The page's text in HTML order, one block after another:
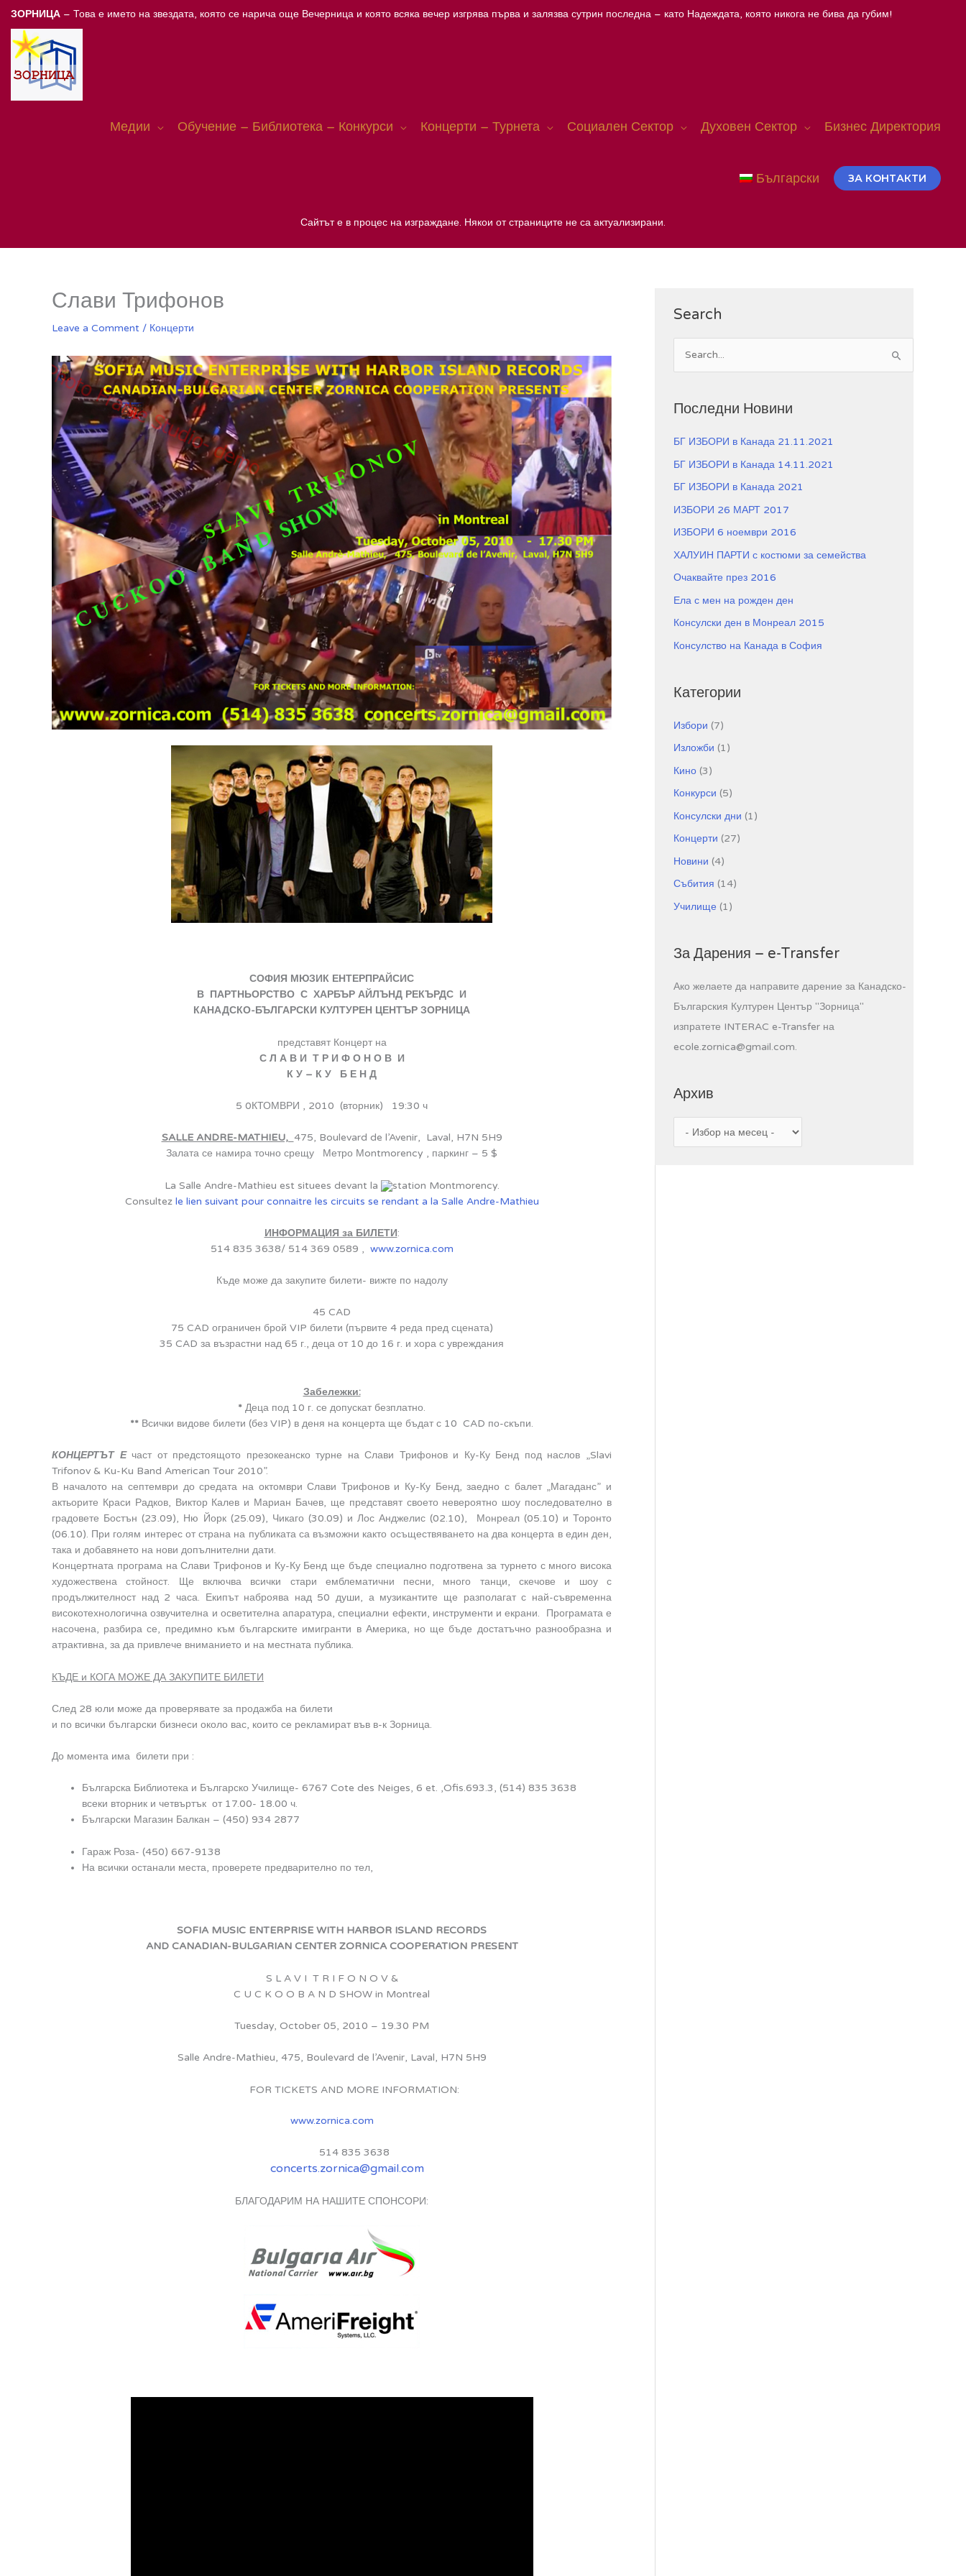
content
ЗОРНИЦА – Това е името на звездата, която се нарича още Вечерница и която всяка вечер изгрява първа и залязва сутрин последна – като Надеждата, която никога не бива да губим!
Медии Обучение – Библиотека – Конкурси Концерти – Турнета Социален Сектор Духовен Сектор Бизнес Директория
Български ЗА КОНТАКТИ
Сайтът е в процес на изграждане. Някои от страниците не са актуализирани.
Слави Трифонов
Leave a Comment / Концерти
СОФИЯ МЮЗИК ЕНТЕРПРАЙСИС
В ПАРТНЬОРСТВО С ХАРБЪР АЙЛЪНД РЕКЪРДС И
КАНАДСКО-БЪЛГАРСКИ КУЛТУРЕН ЦЕНТЪР ЗОРНИЦА
представят Концерт на
С Л А В И Т Р И Ф О Н О В И
К У – К У Б Е Н Д
5 0КТОМВРИ , 2010 (вторник) 19:30 ч
SALLE ANDRE-MATHIEU, 475, Boulevard de l’Avenir, Laval, H7N 5H9
Залата се намира точно срещу Метро Мontmorency , паркинг – 5 $
La Salle Andre-Mathieu est situees devant la
station Montmorency.
Consultez le lien suivant pour connaitre les circuits se rendant a la Salle Andre-Mathieu
ИНФОРМАЦИЯ за БИЛЕТИ:
514 835 3638/ 514 369 0589 , www.zornica.com
Къде може да закупите билети- вижте по надолу
45 CAD
75 CAD ограничен брой VIP билети (първите 4 реда пред сцената)
35 CAD за възрастни над 65 г., деца от 10 до 16 г. и хора с увреждания
Забележки:
* Деца под 10 г. се допускат безплатно.
** Всички видове билети (без VIP) в деня на концерта ще бъдат с 10 CAD по-скъпи.
КОНЦЕРТЪТ Ечаст от предстоящото презокеанско турне на Слави Трифонов и Ку-Ку Бенд под наслов „Slavi
Trifonov & Ku-Ku Band American Tour 2010”.
В началото на септември до средата на октомври Слави Трифонов и Ку-Ку Бенд, заедно с балет „Магаданс” и
актьорите Краси Радков, Виктор Калев и Мариан Бачев, ще представят своето невероятно шоу последователно в
градовете Бостън (23.09), Ню Йорк (25.09), Чикаго (30.09) и Лос Анджелис (02.10), Монреал (05.10) и Торонто
(06.10). При голям интерес от страна на публиката са възможни както осъществяването на два концерта в един ден,
така и добавянето на нови допълнителни дати.
Kонцертната програма на Слави Трифонов и Ку-Ку Бенд ще бъде специално подготвена за турнето с много висока
художествена стойност. Ще включва всички стари емблематични песни, много танци, скечове и шоу с
продължителност над 2 часа. Екипът наброява над 50 души, а музикантите ще разполагат с най-съвременна
високотехнологична озвучителна и осветителна апаратура, специални ефекти, инструменти и екрани. Програмата е
насочена, разбира се, предимно към българските имигранти в Америка, но ще бъде достатъчно разнообразна и
атрактивна, за да привлече вниманието и на местната публика.
КЪДЕ и КОГА МОЖЕ ДА ЗАКУПИТЕ БИЛЕТИ
След 28 юли може да проверявате за продажба на билети
и по всички български бизнеси около вас, които се рекламират във в-к Зорница.
До момента има билети при :
Българска Библиотека и Българско Училище- 6767 Cote des Neiges, 6 et. ,Ofis.693.3, (514) 835 3638
всеки вторник и четвъртък от 17.00- 18.00 ч.
Български Магазин Балкан – (450) 934 2877
Гараж Роза- (450) 667-9138
На всички останали места, проверете предварително по тел,
SOFIA MUSIC ENTERPRISE WITH HARBOR ISLAND RECORDS
AND CANADIAN-BULGARIAN CENTER ZORNICA COOPERATION PRESENT
S L A V I T R I F O N O V &
C U C K O O B A N D SHOW in Montreal
Tuesday, October 05, 2010 – 19.30 PM
Salle Andre-Mathieu, 475, Boulevard de l’Avenir, Laval, H7N 5H9
FOR TICKETS AND MORE INFORMATION:
www.zornica.com
514 835 3638
concerts.zornica@gmail.com
БЛАГОДАРИМ НА НАШИТЕ СПОНСОРИ:
Search
r
h
f
o
r
:
Последни Новини
БГ ИЗБОРИ в Канада 21.11.2021
БГ ИЗБОРИ в Канада 14.11.2021
БГ ИЗБОРИ в Канада 2021
ИЗБОРИ 26 МАРТ 2017
ИЗБОРИ 6 ноември 2016
ХАЛУИН ПАРТИ с костюми за семейства
Очаквайте през 2016
Ела с мен на рожден ден
Консулски ден в Монреал 2015
Консулство на Канада в София
Категории
Избори (7)
Изложби (1)
Кино (3)
Конкурси (5)
Консулски дни (1)
Концерти (27)
Новини (4)
Събития (14)
Училище (1)
За Дарения – e-Transfer
Ако желаете да направите дарение за Канадско-
Българския Културен Център "Зорница"
изпратете INTERAC e-Transfer на
ecole.zornica@gmail.com.
Архив
р